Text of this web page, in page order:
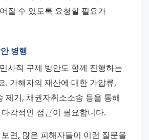
질 수 있도록 요청할 필요가
병행
사적 구제 방안도 함께 진행하는
. 가해자의 재산에 대한 가압류,
제기, 채권자취소소송 등을 통해
각적인 접근이 필요합니다.
면, 많은 피해자들이 이런 질문을